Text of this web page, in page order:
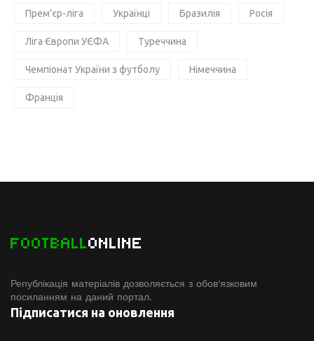
Прем'єр-ліга Українці Бразилія Росія
Ліга Європи УЄФА Туреччина
Чемпіонат України з футболу Німеччина
Франція
FOOTBALLONLINE
Републікація матеріалів дозволяється з обов'язковим
посиланням на даний портал.
Підписатися на оновлення